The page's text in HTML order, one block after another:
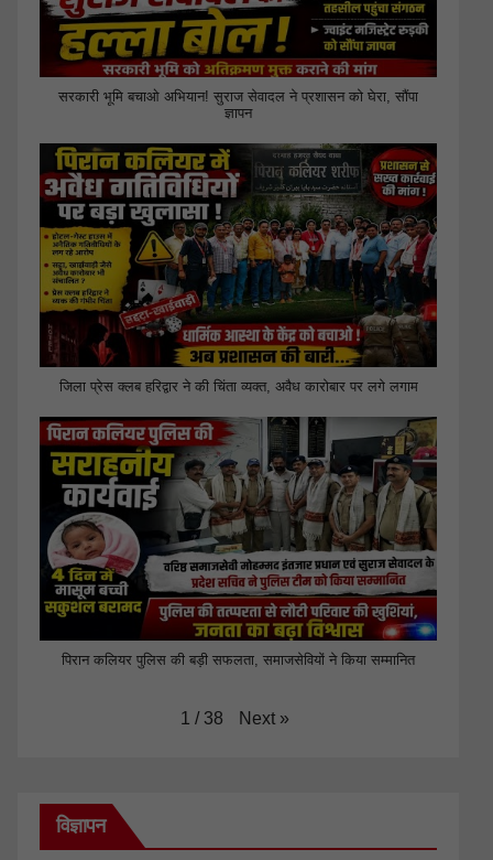
सरकारी भूमि बचाओ अभियान! सुराज सेवादल ने प्रशासन को घेरा, सौंपा
ज्ञापन
जिला प्रेस क्लब हरिद्वार ने की चिंता व्यक्त, अवैध कारोबार पर लगे लगाम
पिरान कलियर पुलिस की बड़ी सफलता, समाजसेवियों ने किया सम्मानित
1 / 38 Next »
विज्ञापन